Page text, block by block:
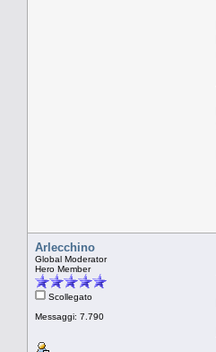
Arlecchino
Global Moderator
Hero Member
Scollegato
Messaggi: 7.790